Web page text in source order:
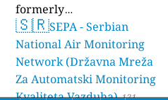
formerly
luftdaten.info35814 stations
🇸🇷SEPA - Serbian
National Air Monitoring
Network (Državna Mreža
Za Automatski Monitoring
Kvaliteta Vazduha) 121